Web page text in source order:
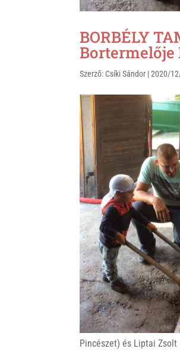
BORBÉLY
Szerző: Csíki Sándor |2020/
Pincészet) és Liptai Zsolt